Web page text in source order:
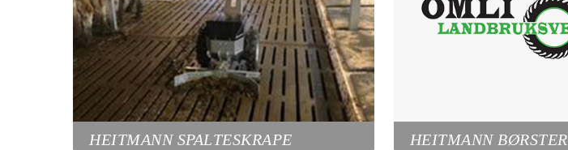
HEITMANN SPALTESKRAPE HEITMANN BØRSTER